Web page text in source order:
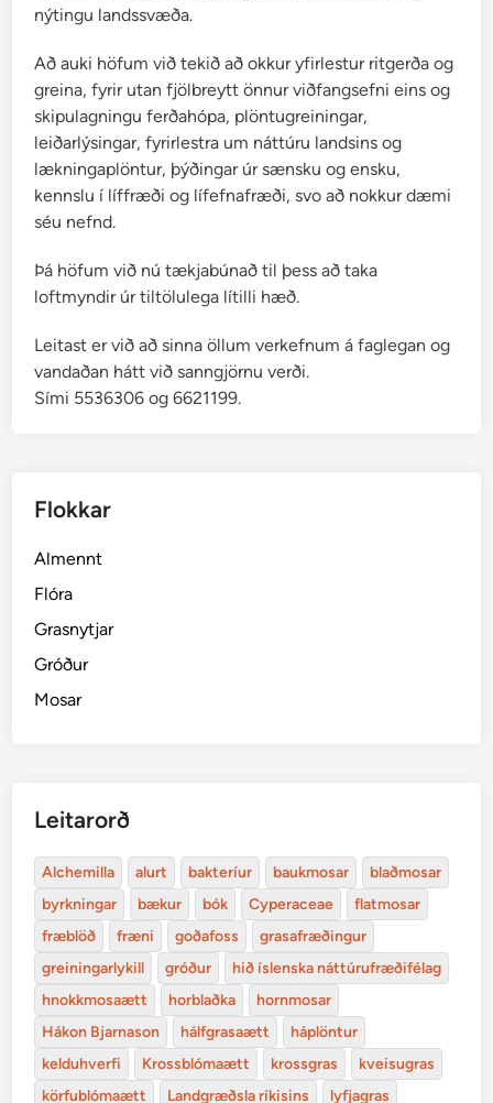
nýtingu landssvæða.
Að auki höfum við tekið að okkur yfirlestur ritgerða og
greina, fyrir utan fjölbreytt önnur viðfangsefni eins og
skipulagningu ferðahópa, plöntugreiningar,
leiðarlýsingar, fyrirlestra um náttúru landsins og
lækningaplöntur, þýðingar úr sænsku og ensku,
kennslu í líffræði og lífefnafræði, svo að nokkur dæmi
séu nefnd.
Þá höfum við nú tækjabúnað til þess að taka
loftmyndir úr tiltölulega lítilli hæð.
Leitast er við að sinna öllum verkefnum á faglegan og
vandaðan hátt við sanngjörnu verði.
Sími 5536306 og 6621199.
Flokkar
Almennt
Flóra
Grasnytjar
Gróður
Mosar
Leitarorð
Alchemilla alurt bakteríur baukmosar
blaðmosar
byrkningar
bækur bók Cyperaceae
flatmosar
fræblöð
fræni goðafoss
grasafræðingur
greiningarlykill
gróður
hið íslenska náttúrufræðifélag
hnokkmosaætt
horblaðka
hornmosar
Hákon Bjarnason
hálfgrasaætt
háplöntur
kelduhverfi
Krossblómaætt krossgras
kveisugras
körfublómaætt
Landgræðsla ríkisins lyfjagras